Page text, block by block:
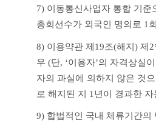
7) 이동통신사업자 통합 기준
총회선수가 외국인 명의로 1
8) 이용약관 제19조(해지) 제
우 (단, ‘이용자’의 자격상실
자의 과실에 의하지 않은 것
로 해지된 지 1년이 경과한
9) 합법적인 국내 체류기간의